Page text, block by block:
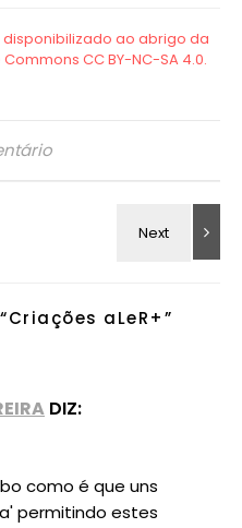
Criações aLeR+”
DIZ:
como é que uns
permitindo estes